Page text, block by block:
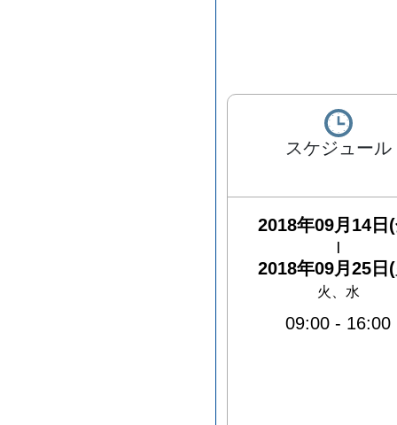
スケジュール
2018年09月14日
2018年09月25日
火、水
09:00 - 16:00